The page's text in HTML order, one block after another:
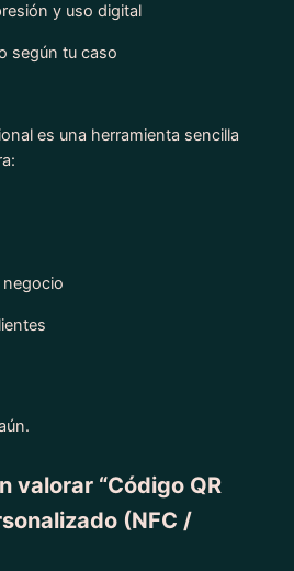
y uso digital
según tu caso
es una herramienta sencilla
negocio
valorar “Código QR
(NFC /